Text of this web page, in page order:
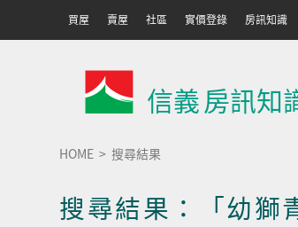
買屋 賣屋 社區 實價登錄 房訊知識
信義房訊知
HOME 搜尋結果
搜尋結果：「幼獅